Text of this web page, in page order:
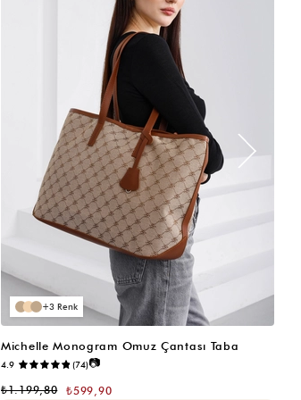
3
Michelle Monogram Omuz Çantası Taba
4.9 (74)📷
₺599,90
₺1.199,80